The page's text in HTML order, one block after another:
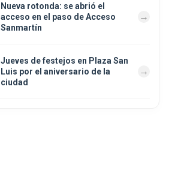
Nueva rotonda: se abrió el
acceso en el paso de Acceso
Sanmartín
Jueves de festejos en Plaza San
Luis por el aniversario de la
ciudad